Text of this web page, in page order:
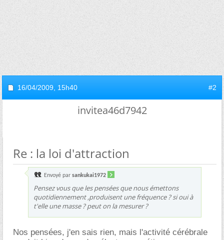
16/04/2009, 15h40 #2
invitea46d7942
Re : la loi d'attraction
Envoyé par sankukai1972
Pensez vous que les pensées que nous émettons
quotidiennement ,produisent une fréquence ? si oui à
t'elle une masse ? peut on la mesurer ?
Nos pensées, j'en sais rien, mais l'activité cérébrale